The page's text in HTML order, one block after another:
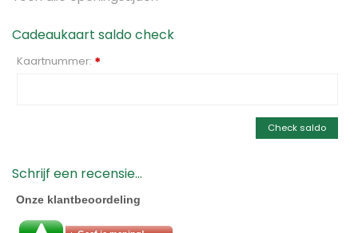
Cadeaukaart saldo check
Kaartnummer: *
Check saldo
Schrijf een recensie...